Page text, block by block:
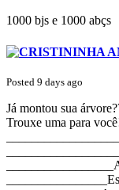
1000 bjs e 1000 abçs
Posted 9 days ago
Já montou sua
Trouxe uma para